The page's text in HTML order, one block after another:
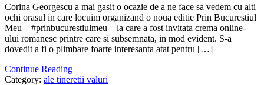
Corina Georgescu a mai gasit o ocazie de a ne face sa vedem cu alti
ochi orasul in care locuim organizand o noua editie Prin Bucurestiul
Meu – #prinbucurestiulmeu – la care a fost invitata crema online-
ului romanesc printre care si subsemnata, in mod evident. S-a
dovedit a fi o plimbare foarte interesanta atat pentru […]
Continue Reading
Category: ale tineretii valuri